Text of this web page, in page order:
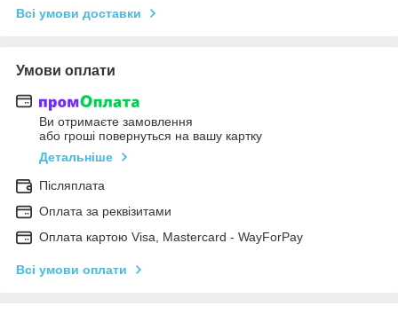
Всі умови доставки
Умови оплати
Ви отримаєте замовлення
або гроші повернуться на вашу картку
Детальніше
Післяплата
Оплата за реквізитами
Оплата картою Visa, Mastercard - WayForPay
Всі умови оплати